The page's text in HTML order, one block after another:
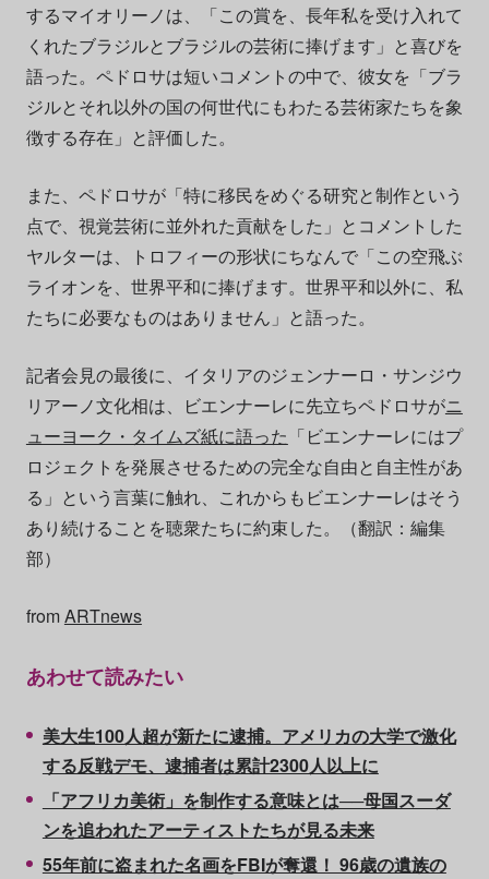
するマイオリーノは、「この賞を、長年私を受け入れて
くれたブラジルとブラジルの芸術に捧げます」と喜びを
語った。ペドロサは短いコメントの中で、彼女を「ブラ
ジルとそれ以外の国の何世代にもわたる芸術家たちを象
徴する存在」と評価した。
また、ペドロサが「特に移民をめぐる研究と制作という
点で、視覚芸術に並外れた貢献をした」とコメントした
ヤルターは、トロフィーの形状にちなんで「この空飛ぶ
ライオンを、世界平和に捧げます。世界平和以外に、私
たちに必要なものはありません」と語った。
記者会見の最後に、イタリアのジェンナーロ・サンジウ
リアーノ文化相は、ビエンナーレに先立ちペドロサがニ
ューヨーク・タイムズ紙に語った 「ビエンナーレにはプ
ロジェクトを発展させるための完全な自由と自主性があ
る」という言葉に触れ、これからもビエンナーレはそう
あり続けることを聴衆たちに約束した。（翻訳：編集
部）
fromARTnews
あわせて読みたい
美大生100人超が新たに逮捕。アメリカの大学で激化
する反戦デモ、逮捕者は累計2300人以上に
「アフリカ美術」を制作する意味とは──母国スーダ
ンを追われたアーティストたちが見る未来
55年前に盗まれた名画をFBIが奪還！ 96歳の遺族の